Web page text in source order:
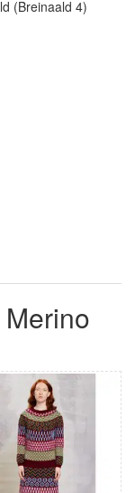
(Breinaald 4)